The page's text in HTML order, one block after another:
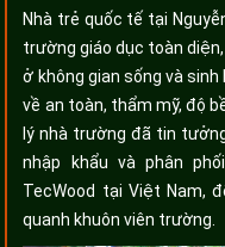
Nhà trẻ quốc tế tại
trường giáo dục toàn
ở không gian sống và
về an toàn, thẩm mỹ, độ
lý nhà trường đã tin
nhập khẩu và phân
TecWood tại Việt Nam,
quanh khuôn viên trường.